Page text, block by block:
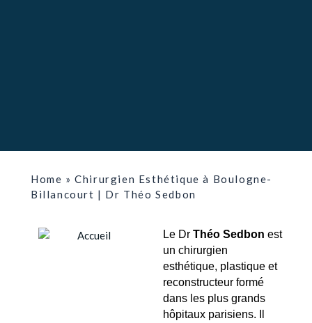
Home »Chirurgien Esthétique à Boulogne-
Billancourt | Dr Théo Sedbon
Le Dr Théo Sedbon est
un chirurgien
esthétique, plastique et
reconstructeur formé
dans les plus grands
hôpitaux parisiens. Il